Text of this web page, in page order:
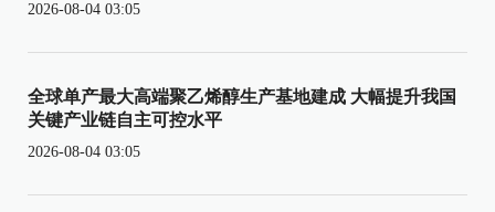
2026-08-04 03:05
全球单产最大高端聚乙烯醇生产基地建成 大幅提升我国
关键产业链自主可控水平
2026-08-04 03:05